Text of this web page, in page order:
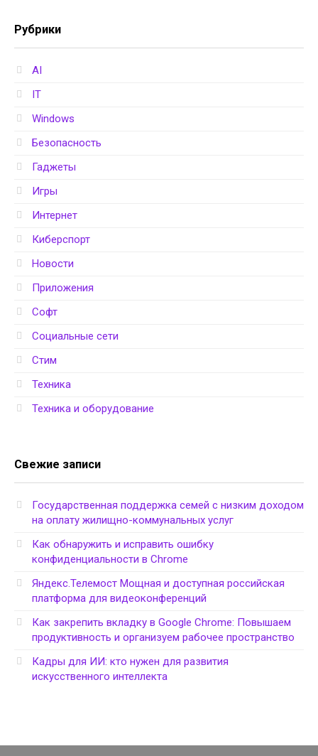
Рубрики
AI
IT
Windows
Безопасность
Гаджеты
Игры
Интернет
Киберспорт
Новости
Приложения
Софт
Социальные сети
Стим
Техника
Техника и оборудование
Свежие записи
Государственная поддержка семей с низким доходом
на оплату жилищно-коммунальных услуг
Как обнаружить и исправить ошибку
конфиденциальности в Chrome
Яндекс.Телемост Мощная и доступная российская
платформа для видеоконференций
Как закрепить вкладку в Google Chrome: Повышаем
продуктивность и организуем рабочее пространство
Кадры для ИИ: кто нужен для развития
искусственного интеллекта